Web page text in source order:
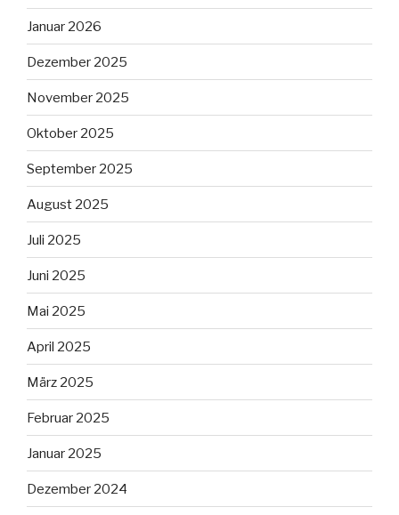
Januar 2026
Dezember 2025
November 2025
Oktober 2025
September 2025
August 2025
Juli 2025
Juni 2025
Mai 2025
April 2025
März 2025
Februar 2025
Januar 2025
Dezember 2024